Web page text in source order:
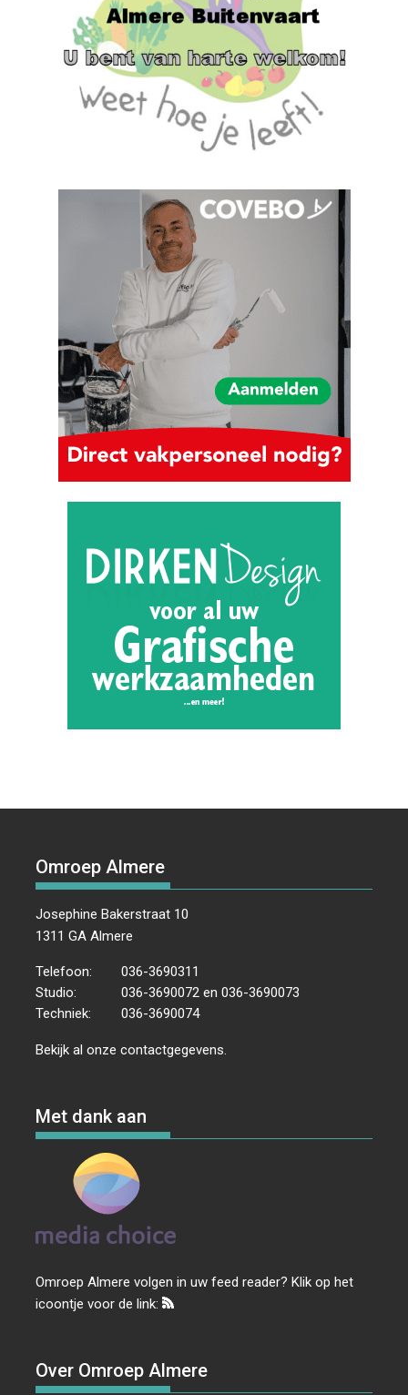
Omroep Almere
Josephine Bakerstraat 10
1311 GA Almere
Telefoon:
036-3690311
Studio:
036-3690072 en 036-3690073
Techniek:
036-3690074
Bekijk al onzecontactgegevens
Met dank aan
Omroep Almere volgen in uw feed reader? Klik op het
icoontje voor de link:
Over Omroep Almere